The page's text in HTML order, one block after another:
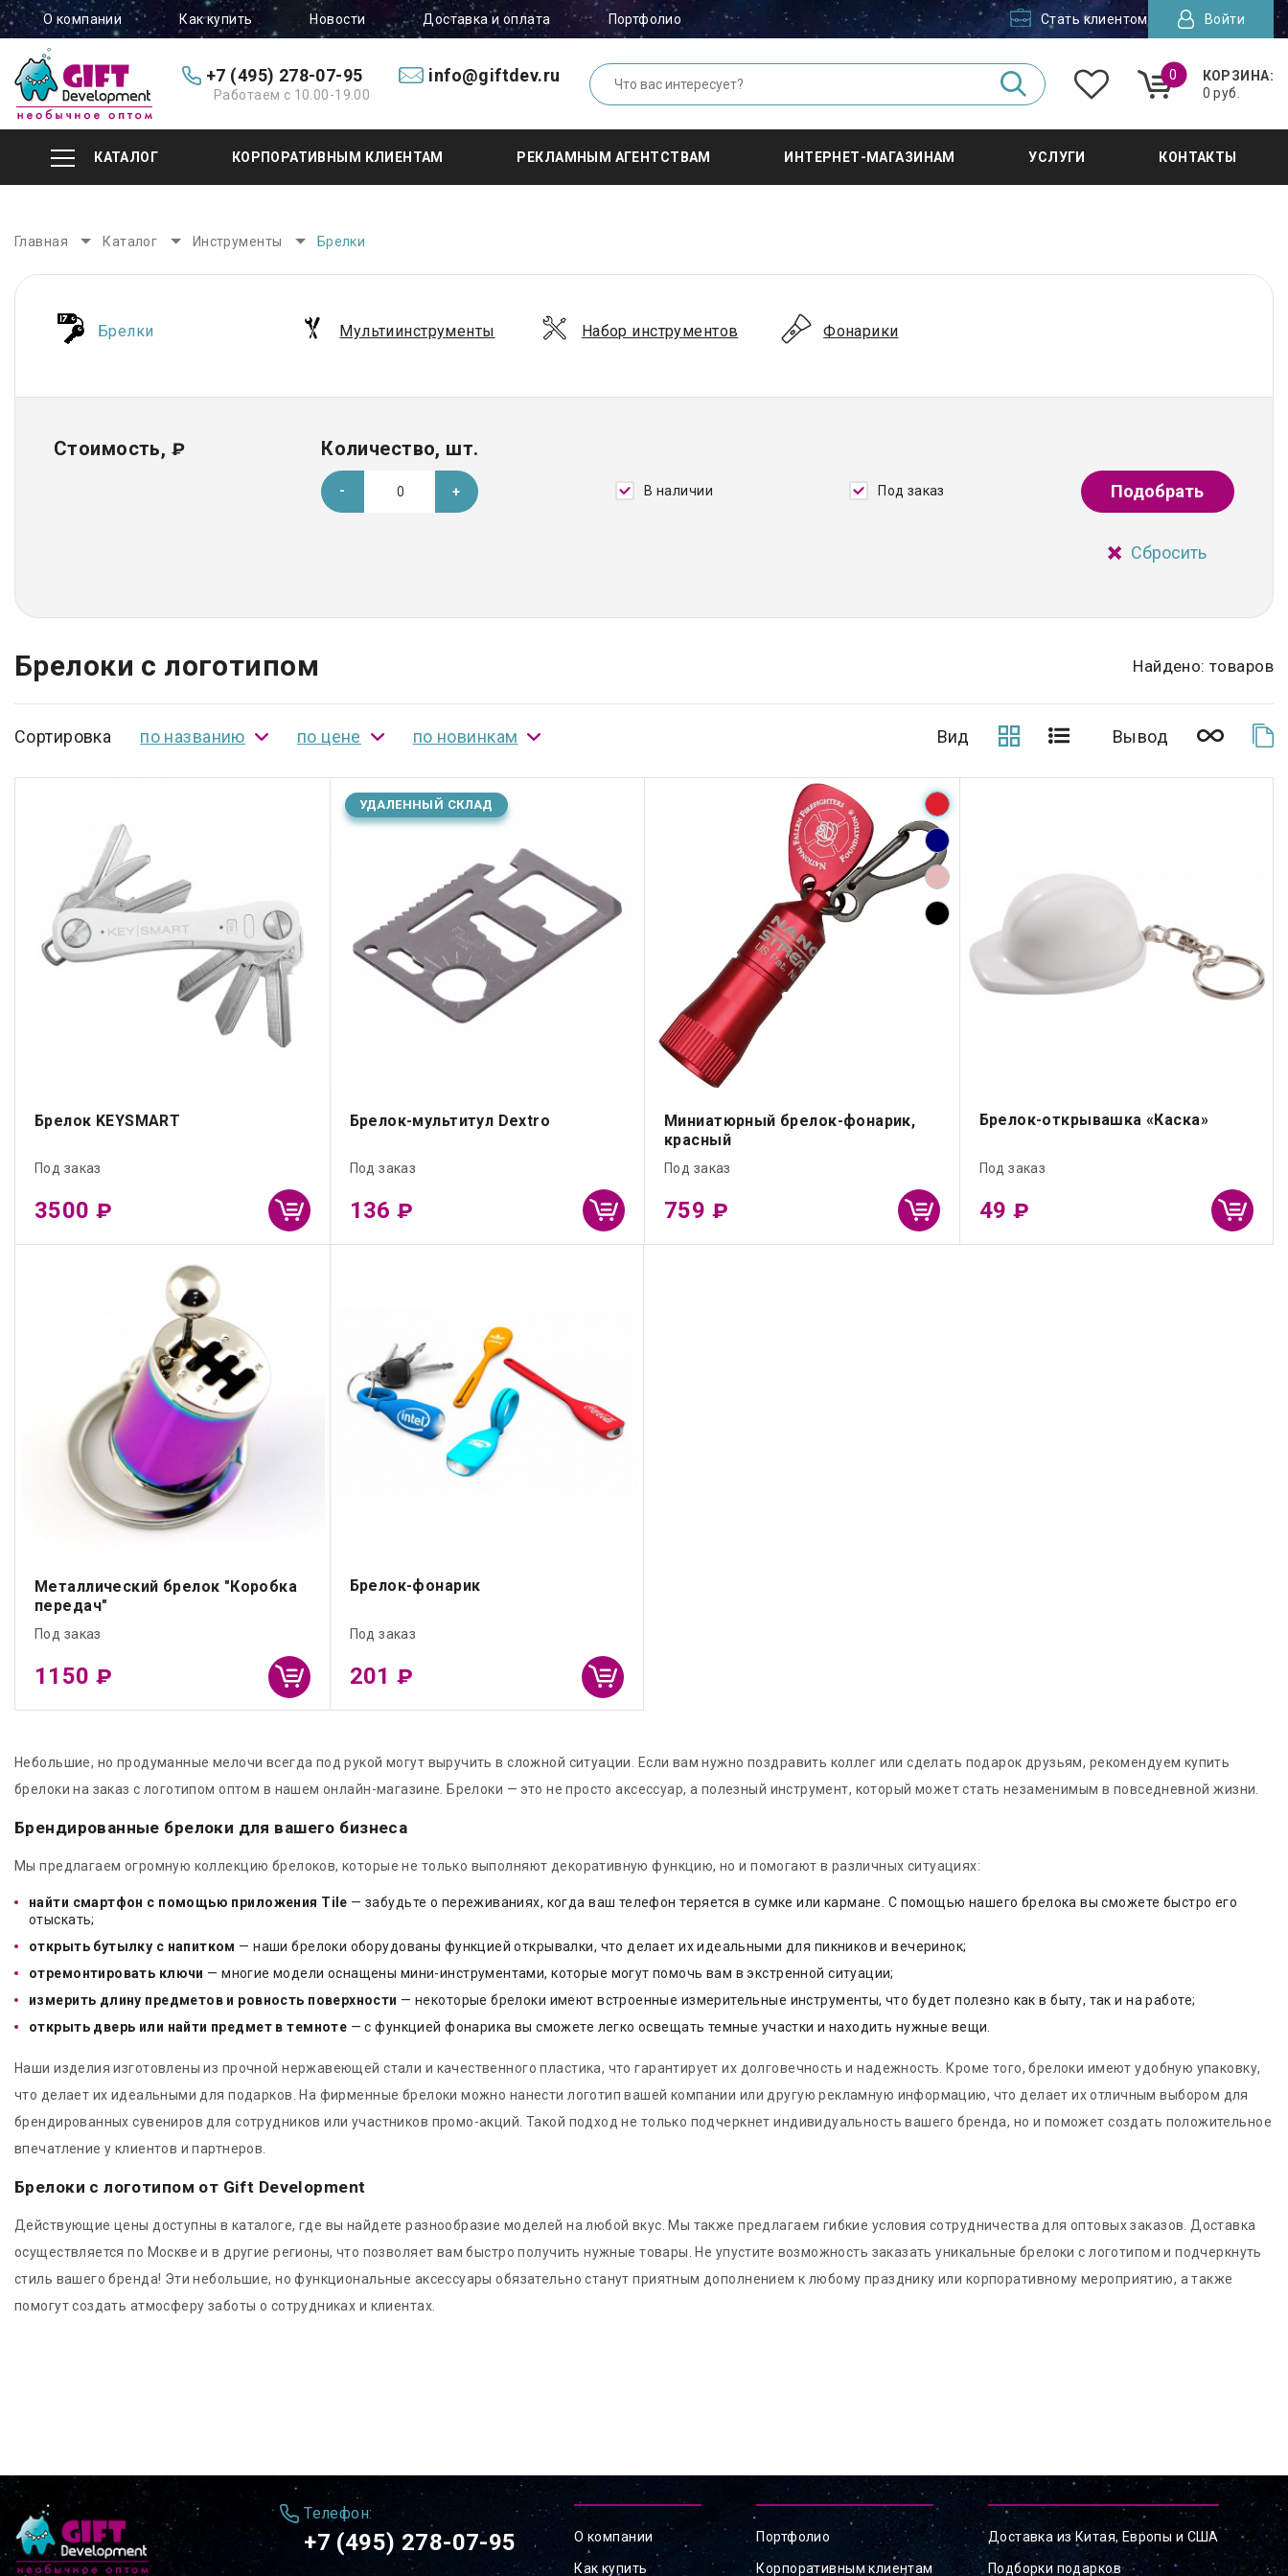
О компании Как купить Новости Доставка и оплата Портфолио Стать клиентом Войти
+7 (495) 278-07-95
Работаем с 10.00-19.00
info@giftdev.ru 0
КОРЗИНА:
0 руб.
КАТАЛОГ КОРПОРАТИВНЫМ КЛИЕНТАМ РЕКЛАМНЫМ АГЕНТСТВАМ ИНТЕРНЕТ-МАГАЗИНАМ УСЛУГИ КОНТАКТЫ
Главная Каталог Инструменты Брелки
Брелки Мультиинструменты Набор инструментов Фонарики
Стоимость, ₽ Количество, шт.
В наличии Под заказ Подобрать
Сбросить
Брелоки с логотипом Найдено: товаров
Сортировка по названию по цене по новинкам Вид Вывод
Брелок KEYSMART
Под заказ
3500₽
УДАЛЕННЫЙ СКЛАД
Брелок-мультитул Dextro
Под заказ
136₽
Миниатюрный брелок-фонарик,
красный
Под заказ
759 ₽
Брелок-открывашка «Каска»
Под заказ
49 ₽
Металлический брелок "Коробка
передач"
Под заказ
1150₽
Брелок-фонарик
Под заказ
201₽
Небольшие, но продуманные мелочи всегда под рукой могут выручить в сложной ситуации. Если вам нужно поздравить коллег или сделать подарок друзьям, рекомендуем купить
брелоки на заказ с логотипом оптом в нашем онлайн-магазине. Брелоки — это не просто аксессуар, а полезный инструмент, который может стать незаменимым в повседневной жизни.
Брендированные брелоки для вашего бизнеса
Мы предлагаем огромную коллекцию брелоков, которые не только выполняют декоративную функцию, но и помогают в различных ситуациях:
найти смартфон с помощью приложения Tile — забудьте о переживаниях, когда ваш телефон теряется в сумке или кармане. С помощью нашего брелока вы сможете быстро его
отыскать;
открыть бутылку с напитком — наши брелоки оборудованы функцией открывалки, что делает их идеальными для пикников и вечеринок;
отремонтировать ключи — многие модели оснащены мини-инструментами, которые могут помочь вам в экстренной ситуации;
измерить длину предметов и ровность поверхности — некоторые брелоки имеют встроенные измерительные инструменты, что будет полезно как в быту, так и на работе;
открыть дверь или найти предмет в темноте — с функцией фонарика вы сможете легко освещать темные участки и находить нужные вещи.
Наши изделия изготовлены из прочной нержавеющей стали и качественного пластика, что гарантирует их долговечность и надежность. Кроме того, брелоки имеют удобную упаковку,
что делает их идеальными для подарков. На фирменные брелоки можно нанести логотип вашей компании или другую рекламную информацию, что делает их отличным выбором для
брендированных сувениров для сотрудников или участников промо-акций. Такой подход не только подчеркнет индивидуальность вашего бренда, но и поможет создать положительное
впечатление у клиентов и партнеров.
Брелоки с логотипом от Gift Development
Действующие цены доступны в каталоге, где вы найдете разнообразие моделей на любой вкус. Мы также предлагаем гибкие условия сотрудничества для оптовых заказов. Доставка
осуществляется по Москве и в другие регионы, что позволяет вам быстро получить нужные товары. Не упустите возможность заказать уникальные брелоки с логотипом и подчеркнуть
стиль вашего бренда! Эти небольшие, но функциональные аксессуары обязательно станут приятным дополнением к любому празднику или корпоративному мероприятию, а также
помогут создать атмосферу заботы о сотрудниках и клиентах.
Телефон:
+7 (495) 278-07-95 О компании
Как купить
Портфолио
Корпоративным клиентам
Доставка из Китая, Европы и США
Подборки подарков